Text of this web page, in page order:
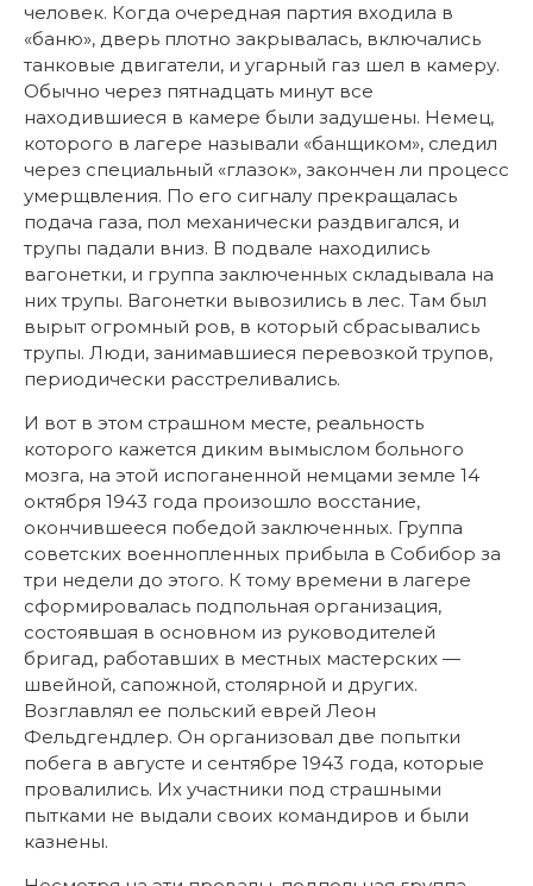
человек. Когда очередная партия входила в
«баню», дверь плотно закрывалась, включались
танковые двигатели, и угарный газ шел в камеру.
Обычно через пятнадцать минут все
находившиеся в камере были задушены. Немец,
которого в лагере называли «банщиком», следил
через специальный «глазок», закончен ли процесс
умерщвления. По его сигналу прекращалась
подача газа, пол механически раздвигался, и
трупы падали вниз. В подвале находились
вагонетки, и группа заключенных складывала на
них трупы. Вагонетки вывозились в лес. Там был
вырыт огромный ров, в который сбрасывались
трупы. Люди, занимавшиеся перевозкой трупов,
периодически расстреливались.
И вот в этом страшном месте, реальность
которого кажется диким вымыслом больного
мозга, на этой испоганенной немцами земле 14
октября 1943 года произошло восстание,
окончившееся победой заключенных. Группа
советских военнопленных прибыла в Собибор за
три недели до этого. К тому времени в лагере
сформировалась подпольная организация,
состоявшая в основном из руководителей
бригад, работавших в местных мастерских —
швейной, сапожной, столярной и других.
Возглавлял ее польский еврей Леон
Фельдгендлер. Он организовал две попытки
побега в августе и сентябре 1943 года, которые
провалились. Их участники под страшными
пытками не выдали своих командиров и были
казнены.